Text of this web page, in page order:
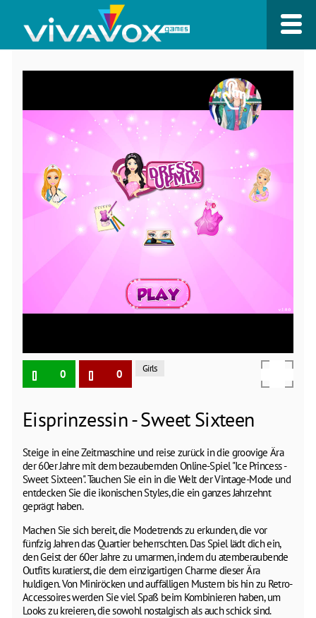
0 0 Girls
Eisprinzessin - Sweet Sixteen
Steige in eine Zeitmaschine und reise zurück in die groovige Ära
der 60er Jahre mit dem bezaubernden Online-Spiel "Ice Princess -
Sweet Sixteen". Tauchen Sie ein in die Welt der Vintage-Mode und
entdecken Sie die ikonischen Styles, die ein ganzes Jahrzehnt
geprägt haben.
Machen Sie sich bereit, die Modetrends zu erkunden, die vor
fünfzig Jahren das Quartier beherrschten. Das Spiel lädt dich ein,
den Geist der 60er Jahre zu umarmen, indem du atemberaubende
Outfits kuratierst, die dem einzigartigen Charme dieser Ära
huldigen. Von Miniröcken und auffälligen Mustern bis hin zu Retro-
Accessoires werden Sie viel Spaß beim Kombinieren haben, um
Looks zu kreieren, die sowohl nostalgisch als auch schick sind.